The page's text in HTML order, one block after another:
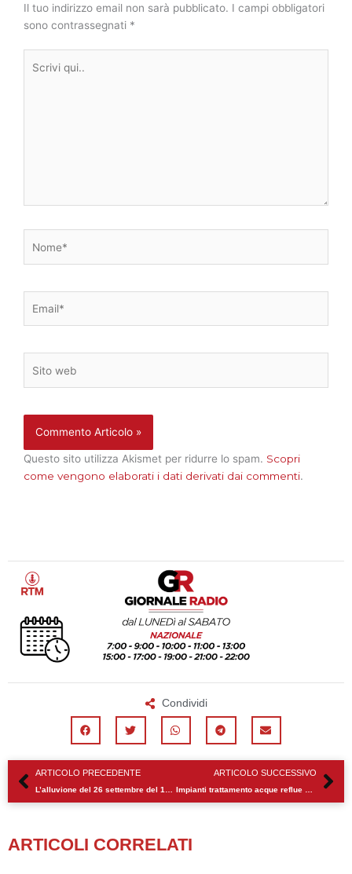
Il tuo indirizzo email non sarà pubblicato. I campi obbligatori
sono contrassegnati *
qui..
web
Questo sito utilizza Akismet per ridurre lo spam. Scopri
come vengono elaborati i dati derivati dai commenti.
Condividi
Precedente
ARTICOLO PRECEDENTE ARTICOLO SUCCESSIVO
ARTICOLI CORRELATI